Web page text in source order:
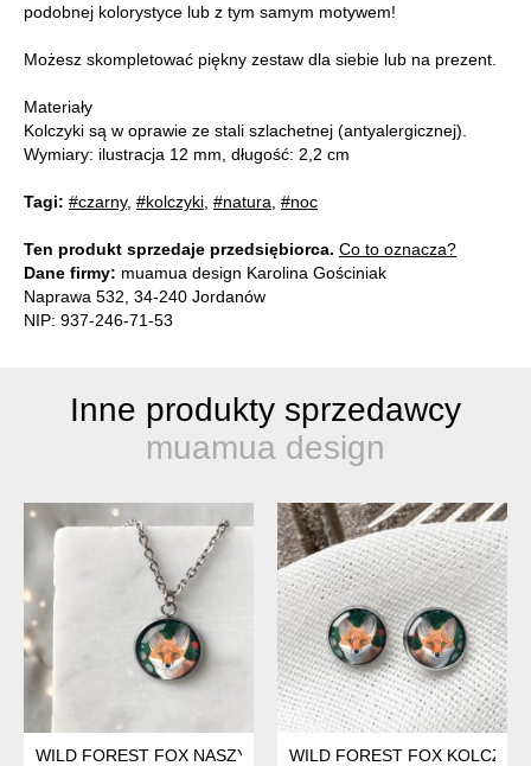
podobnej kolorystyce lub z tym samym motywem!
Możesz skompletować piękny zestaw dla siebie lub na prezent.
Materiały
Kolczyki są w oprawie ze stali szlachetnej (antyalergicznej).
Wymiary: ilustracja 12 mm, długość: 2,2 cm
Tagi: #czarny, #kolczyki #natura #noc
Ten produkt sprzedaje przedsiębiorca. Co to oznacza?
Dane firmy: muamua design Karolina Gościniak
Naprawa 532, 34-240 Jordanów
NIP: 937-246-71-53
Inne produkty sprzedawcy
muamua design
WILD FOREST FOX NASZYJNIK NA URODZINY
WILD FOREST FOX